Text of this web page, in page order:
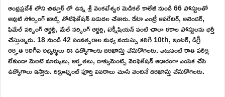
ఆంధ్రప్రదేశ్ లోని చిత్తూర్ లో ఉన్న శ్రీ వెంకటేశ్వర మెడికల్ కాలేజీ నుండి 66 పోస్టులతో
అవుట్ సోర్సింగ్ జాబ్స్ నోటిఫికేషన్ విడుదల చేశారు. డేటా ఎంట్రీ ఆపరేటర్, అటెండర్,
ఫిమేల్ నర్సింగ్ ఆర్డర్లీ, మేల్ నర్సింగ్ ఆర్డర్లి, టెక్నీషియన్ వంటి చాలా రకాల పోస్టులను భర్తీ
చేస్తున్నారు. 18 నుండి 42 సంవత్సరాల మధ్య వయస్సు కలిగి 10th, ఇంటర్, డిగ్రీ
అర్హత కలిగిన అభ్యర్థులు ఈ ఉద్యోగాలకు దరఖాస్తు చేసుకోగలరు. ఎటువంటి రాత పరీక్ష
లేకుండా మెరిట్ మార్కులు, అర్హతలు, డాక్యుమెంట్స్ వెరిఫికేషన్ ఆధారంగా ఎంపిక చేసి
ఉద్యోగాలు ఇస్తారు. రిక్రూట్మెంట్ పూర్తి వివరాలు చూసి వెంటనే దరఖాస్తు చేసుకోగలరు.